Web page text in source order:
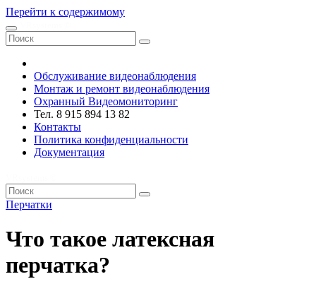
Перейти к содержимому
Обслуживание видеонаблюдения
Монтаж и ремонт видеонаблюдения
Охранный Видеомониторинг
Тел. 8 915 894 13 82
Контакты
Политика конфиденциальности
Документация
Перчатки
Что такое латексная
перчатка?